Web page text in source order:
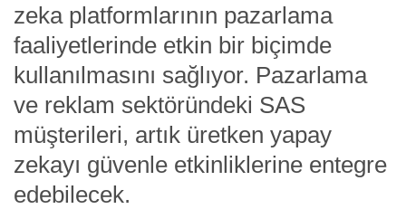
zeka platformlarının pazarlama
faaliyetlerinde etkin bir biçimde
kullanılmasını sağlıyor. Pazarlama
ve reklam sektöründeki SAS
müşterileri, artık üretken yapay
zekayı güvenle etkinliklerine entegre
edebilecek.